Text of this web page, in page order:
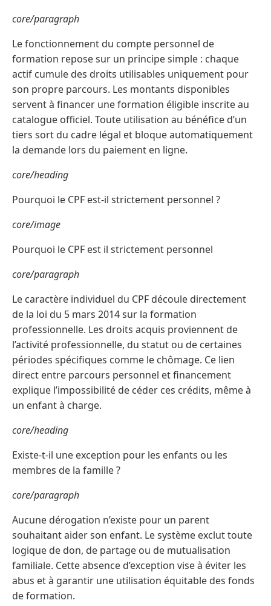
core/paragraph
Le fonctionnement du compte personnel de
formation repose sur un principe simple : chaque
actif cumule des droits utilisables uniquement pour
son propre parcours. Les montants disponibles
servent à financer une formation éligible inscrite au
catalogue officiel. Toute utilisation au bénéfice d’un
tiers sort du cadre légal et bloque automatiquement
la demande lors du paiement en ligne.
core/heading
Pourquoi le CPF est-il strictement personnel ?
core/image
Pourquoi le CPF est il strictement personnel
core/paragraph
Le caractère individuel du CPF découle directement
de la loi du 5 mars 2014 sur la formation
professionnelle. Les droits acquis proviennent de
l’activité professionnelle, du statut ou de certaines
périodes spécifiques comme le chômage. Ce lien
direct entre parcours personnel et financement
explique l’impossibilité de céder ces crédits, même à
un enfant à charge.
core/heading
Existe-t-il une exception pour les enfants ou les
membres de la famille ?
core/paragraph
Aucune dérogation n’existe pour un parent
souhaitant aider son enfant. Le système exclut toute
logique de don, de partage ou de mutualisation
familiale. Cette absence d’exception vise à éviter les
abus et à garantir une utilisation équitable des fonds
de formation.